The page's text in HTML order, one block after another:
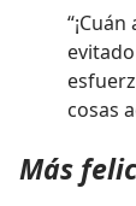
cosas
Más